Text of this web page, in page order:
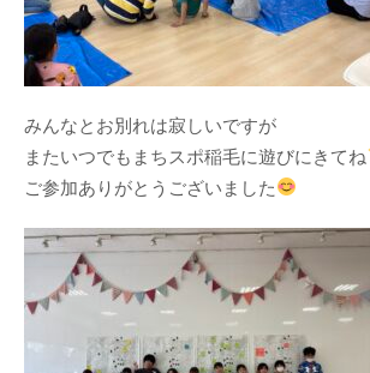
みんなとお別れは寂しいですが
またいつでもまちスポ稲毛に遊びにきてね
ご参加ありがとうございました